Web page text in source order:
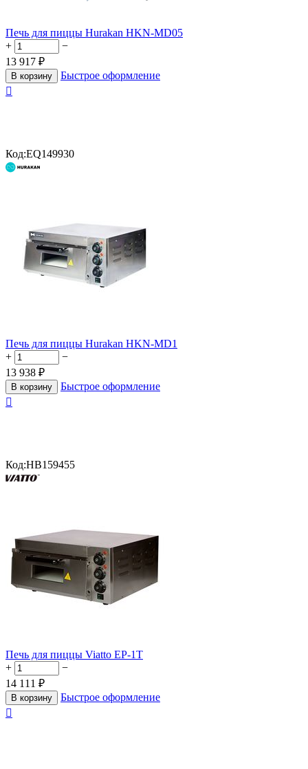
Печь для пиццы Hurakan HKN-MD05
+
−
13 917 ₽
В корзину
Быстрое оформление

Код:EQ149930
Печь для пиццы Hurakan HKN-MD1
+
−
13 938 ₽
В корзину
Быстрое оформление

Код:HB159455
Печь для пиццы Viatto EP-1T
+
−
14 111 ₽
В корзину
Быстрое оформление
